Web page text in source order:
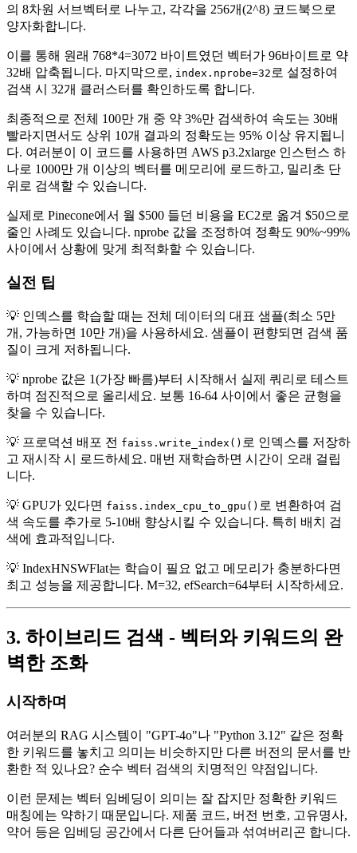
의 8차원 서브벡터로 나누고, 각각을 256개(2^8) 코드북으로
양자화합니다.
이를 통해 원래 768*4=3072 바이트였던 벡터가 96바이트로 약
32배 압축됩니다. 마지막으로, index.nprobe=32 로 설정하여
검색 시 32개 클러스터를 확인하도록 합니다.
최종적으로 전체 100만 개 중 약 3%만 검색하여 속도는 30배
빨라지면서도 상위 10개 결과의 정확도는 95% 이상 유지됩니
다. 여러분이 이 코드를 사용하면 AWS p3.2xlarge 인스턴스 하
나로 1000만 개 이상의 벡터를 메모리에 로드하고, 밀리초 단
위로 검색할 수 있습니다.
실제로 Pinecone에서 월 $500 들던 비용을 EC2로 옮겨 $50으로
줄인 사례도 있습니다. nprobe 값을 조정하여 정확도 90%~99%
사이에서 상황에 맞게 최적화할 수 있습니다.
실전 팁
💡 인덱스를 학습할 때는 전체 데이터의 대표 샘플(최소 5만
개, 가능하면 10만 개)을 사용하세요. 샘플이 편향되면 검색 품
질이 크게 저하됩니다.
💡 nprobe 값은 1(가장 빠름)부터 시작해서 실제 쿼리로 테스트
하며 점진적으로 올리세요. 보통 16-64 사이에서 좋은 균형을
찾을 수 있습니다.
💡 프로덕션 배포 전 faiss.write_index() 로 인덱스를 저장하
고 재시작 시 로드하세요. 매번 재학습하면 시간이 오래 걸립
니다.
💡 GPU가 있다면 faiss.index_cpu_to_gpu() 로 변환하여 검
색 속도를 추가로 5-10배 향상시킬 수 있습니다. 특히 배치 검
색에 효과적입니다.
💡 IndexHNSWFlat는 학습이 필요 없고 메모리가 충분하다면
최고 성능을 제공합니다. M=32, efSearch=64부터 시작하세요.
3. 하이브리드 검색 - 벡터와 키워드의 완
벽한 조화
시작하며
여러분의 RAG 시스템이 "GPT-4o"나 "Python 3.12" 같은 정확
한 키워드를 놓치고 의미는 비슷하지만 다른 버전의 문서를 반
환한 적 있나요? 순수 벡터 검색의 치명적인 약점입니다.
이런 문제는 벡터 임베딩이 의미는 잘 잡지만 정확한 키워드
매칭에는 약하기 때문입니다. 제품 코드, 버전 번호, 고유명사,
약어 등은 임베딩 공간에서 다른 단어들과 섞여버리곤 합니다.